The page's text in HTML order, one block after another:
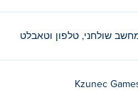
שולחני, טלפון וטאבלט
Kzunec